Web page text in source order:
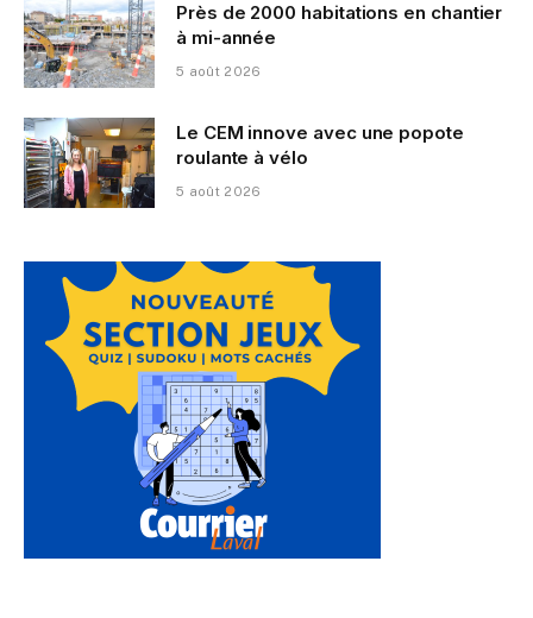
Près de 2000 habitations en chantier
à mi-année
5 août 2026
Le CEM innove avec une popote
roulante à vélo
5 août 2026